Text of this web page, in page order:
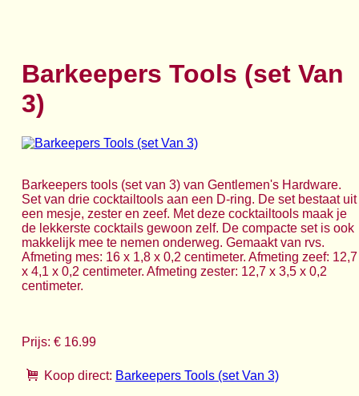
Barkeepers Tools (set Van
3)
Barkeepers tools (set van 3) van Gentlemen's Hardware.
Set van drie cocktailtools aan een D-ring. De set bestaat uit
een mesje, zester en zeef. Met deze cocktailtools maak je
de lekkerste cocktails gewoon zelf. De compacte set is ook
makkelijk mee te nemen onderweg. Gemaakt van rvs.
Afmeting mes: 16 x 1,8 x 0,2 centimeter. Afmeting zeef: 12,7
x 4,1 x 0,2 centimeter. Afmeting zester: 12,7 x 3,5 x 0,2
centimeter.
Prijs: € 16.99
Koop direct: Barkeepers Tools (set Van 3)